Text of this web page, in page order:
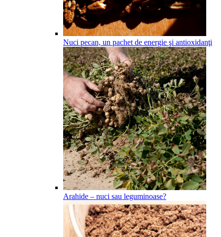
Nuci pecan, un pachet de energie şi antioxidanţi
Arahide – nuci sau leguminoase?